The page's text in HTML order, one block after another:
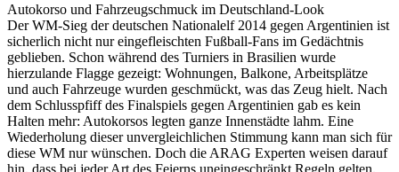
Autokorso und Fahrzeugschmuck im Deutschland-Look
Der WM-Sieg der deutschen Nationalelf 2014 gegen Argentinien ist
sicherlich nicht nur eingefleischten Fußball-Fans im Gedächtnis
geblieben. Schon während des Turniers in Brasilien wurde
hierzulande Flagge gezeigt: Wohnungen, Balkone, Arbeitsplätze
und auch Fahrzeuge wurden geschmückt, was das Zeug hielt. Nach
dem Schlusspfiff des Finalspiels gegen Argentinien gab es kein
Halten mehr: Autokorsos legten ganze Innenstädte lahm. Eine
Wiederholung dieser unvergleichlichen Stimmung kann man sich für
diese WM nur wünschen. Doch die ARAG Experten weisen darauf
hin, dass bei jeder Art des Feierns uneingeschränkt Regeln gelten.